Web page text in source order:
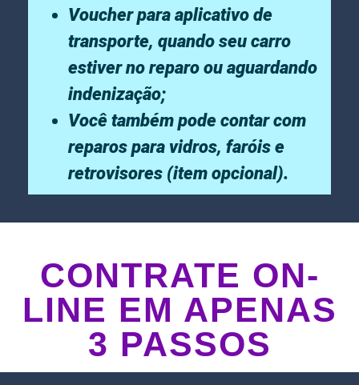
Voucher para aplicativo de
transporte, quando seu carro
estiver no reparo ou aguardando
indenização;
Você também pode contar com
reparos para vidros, faróis e
retrovisores (item opcional).
CONTRATE ON-
LINE EM APENAS
3 PASSOS